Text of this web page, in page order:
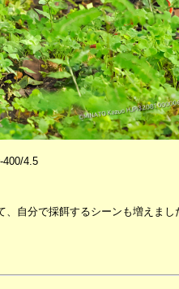
400/4.5
、自分で採餌するシーンも増えまし